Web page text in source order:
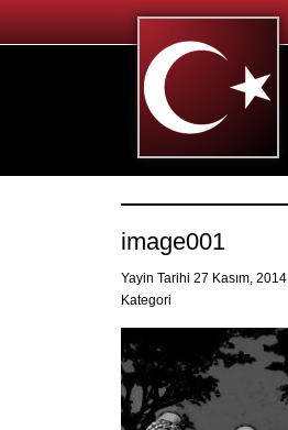
image001
Yayin Tarihi 27 Kasım, 2014
Kategori